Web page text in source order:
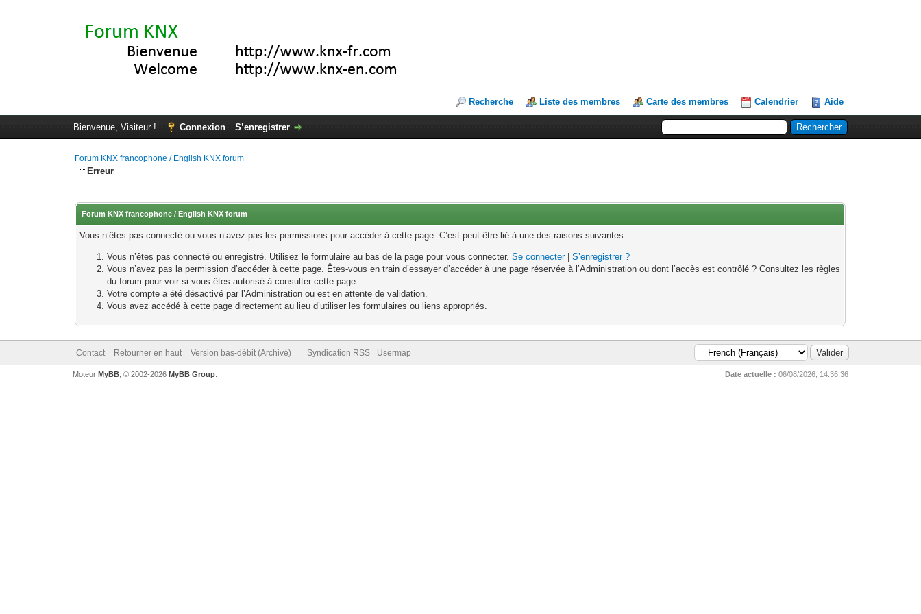
Recherche Liste des membres Carte des membres Calendrier Aide
Bienvenue, Visiteur ! Connexion S’enregistrer
Forum KNX francophone / English KNX forum
Erreur
Forum KNX francophone / English KNX forum
Vous n’êtes pas connecté ou vous n’avez pas les permissions pour accéder à cette page. C’est peut-être lié à une des raisons suivantes :
Vous n’êtes pas connecté ou enregistré. Utilisez le formulaire au bas de la page pour vous connecter.Se connecter|S’enregistrer ?
Vous n’avez pas la permission d’accéder à cette page. Êtes-vous en train d’essayer d’accéder à une page réservée à l’Administration ou dont l’accès est contrôlé ? Consultez les règles
du forum pour voir si vous êtes autorisé à consulter cette page.
Votre compte a été désactivé par l’Administration ou est en attente de validation.
Vous avez accédé à cette page directement au lieu d’utiliser les formulaires ou liens appropriés.
Contact Retourner en haut Version bas-débit (Archivé) Syndication RSS Usermap
Date actuelle : 06/08/2026, 14:36:36
Moteur MyBB, © 2002-2026 MyBB Group.